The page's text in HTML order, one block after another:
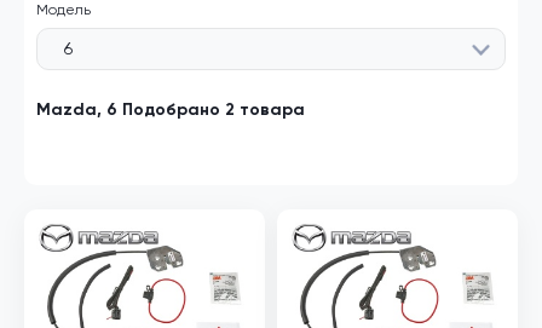
Модель
6
Mazda, 6 Подобрано 2 товара